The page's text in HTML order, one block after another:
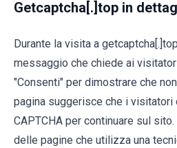
Getcaptcha[.]top in
Durante la visita a
messaggio che chiede ai
"Consenti" per dimostrare che
pagina suggerisce che i visitatori
CAPTCHA per continuare sul
delle pagine che utilizza una